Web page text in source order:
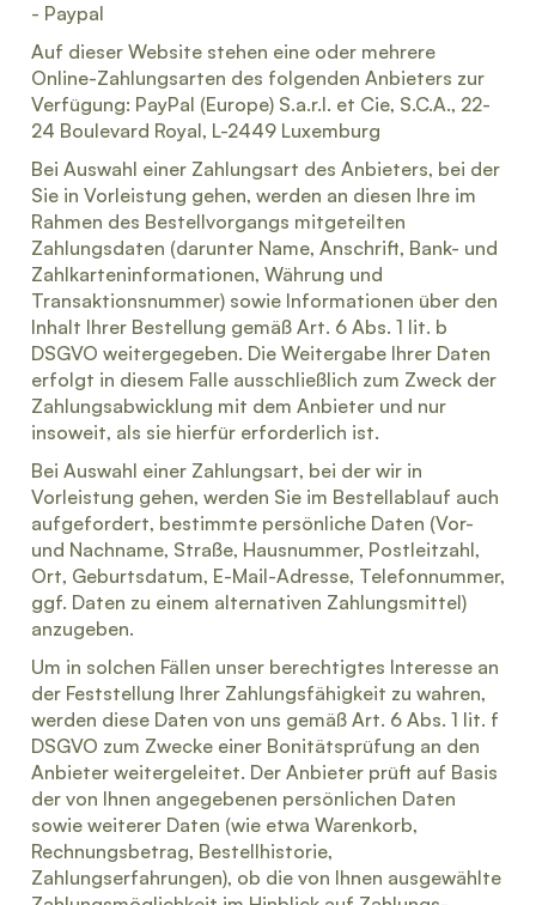
- Paypal
Auf dieser Website stehen eine oder mehrere
Online-Zahlungsarten des folgenden Anbieters zur
Verfügung: PayPal (Europe) S.a.r.l. et Cie, S.C.A., 22-
24 Boulevard Royal, L-2449 Luxemburg
Bei Auswahl einer Zahlungsart des Anbieters, bei der
Sie in Vorleistung gehen, werden an diesen Ihre im
Rahmen des Bestellvorgangs mitgeteilten
Zahlungsdaten (darunter Name, Anschrift, Bank- und
Zahlkarteninformationen, Währung und
Transaktionsnummer) sowie Informationen über den
Inhalt Ihrer Bestellung gemäß Art. 6 Abs. 1 lit. b
DSGVO weitergegeben. Die Weitergabe Ihrer Daten
erfolgt in diesem Falle ausschließlich zum Zweck der
Zahlungsabwicklung mit dem Anbieter und nur
insoweit, als sie hierfür erforderlich ist.
Bei Auswahl einer Zahlungsart, bei der wir in
Vorleistung gehen, werden Sie im Bestellablauf auch
aufgefordert, bestimmte persönliche Daten (Vor-
und Nachname, Straße, Hausnummer, Postleitzahl,
Ort, Geburtsdatum, E-Mail-Adresse, Telefonnummer,
ggf. Daten zu einem alternativen Zahlungsmittel)
anzugeben.
Um in solchen Fällen unser berechtigtes Interesse an
der Feststellung Ihrer Zahlungsfähigkeit zu wahren,
werden diese Daten von uns gemäß Art. 6 Abs. 1 lit. f
DSGVO zum Zwecke einer Bonitätsprüfung an den
Anbieter weitergeleitet. Der Anbieter prüft auf Basis
der von Ihnen angegebenen persönlichen Daten
sowie weiterer Daten (wie etwa Warenkorb,
Rechnungsbetrag, Bestellhistorie,
Zahlungserfahrungen), ob die von Ihnen ausgewählte